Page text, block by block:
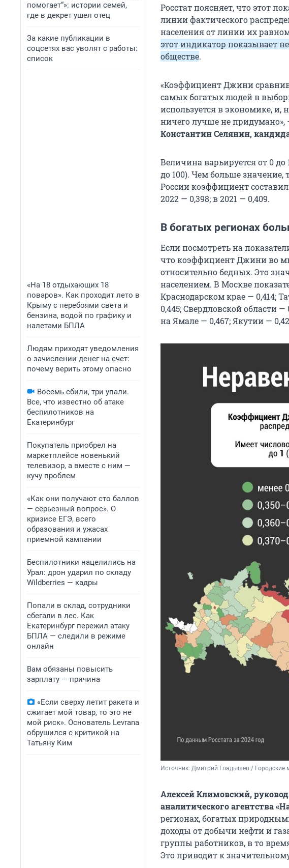
помогает“»: истории семей,
где в декрет ушел отец
За какие публикации в
соцсетях вас уволят с работы:
список
«На 18 отдыхающих 18
поваров». Как проходит лето в
Крыму с перебоями света и
бензина, водой по графику и
налетами БПЛА
Людям приходят уведомления
о зачислении денег на счет:
почему верить этому опасно
Восемь сбили, три упали.
Все, что известно об атаке
беспилотников на
Екатеринбург
Покупатель приобрел на
маркетплейсе новенький
телевизор, а вместе с ним —
кучу проблем
«Как они получают сто баллов
— серьезный вопрос». О
кризисе ЕГЭ, всего
образования и ужасах
приемной кампании
Беспилотники нацелились на
Урал: дрон ударил по складу
Wildberries — кадры
Попали в склад, сотрудники
сбегали в лес. Как
Екатеринбург пережил атаку
БПЛА — следили в режиме
онлайн
Вам обязаны повысить
зарплату — причина
«Если сверху летит ракета и
сжигает мой товар, то это не
мой риск». Основатель Levrana
обрушился с критикой на
Татьяну Ким
Росстат поясняет, что этот
линии фактического
населения от линии их
этот индикатор показывает
обществе.
«Коэффициент Джини
самых богатых людей в
используется в экономике, и,
ничего лучше не придумано»,
Константин Селянин,
Величина варьируется от 0
до 100). Чем больше значение,
России коэффициент
2022 — 0,398; в 2021 — 0,409.
В богатых регионах
Если посмотреть на
что коэффициент Джини во
относительно бедных. Это
населением. В Москве
Краснодарском крае — 0,414;
0,445; Свердловской области
на Ямале — 0,467; Якутии —
Источник: Дмитрий Гладышев / Городские
Алексей Климовский,
аналитического агентства
регионах, богатых
доходы от добычи нефти и
группы работников, в то
Это приводит к